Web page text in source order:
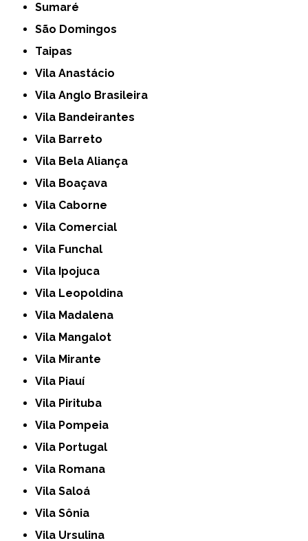
Sumaré
São Domingos
Taipas
Vila Anastácio
Vila Anglo Brasileira
Vila Bandeirantes
Vila Barreto
Vila Bela Aliança
Vila Boaçava
Vila Caborne
Vila Comercial
Vila Funchal
Vila Ipojuca
Vila Leopoldina
Vila Madalena
Vila Mangalot
Vila Mirante
Vila Piauí
Vila Pirituba
Vila Pompeia
Vila Portugal
Vila Romana
Vila Saloá
Vila Sônia
Vila Ursulina